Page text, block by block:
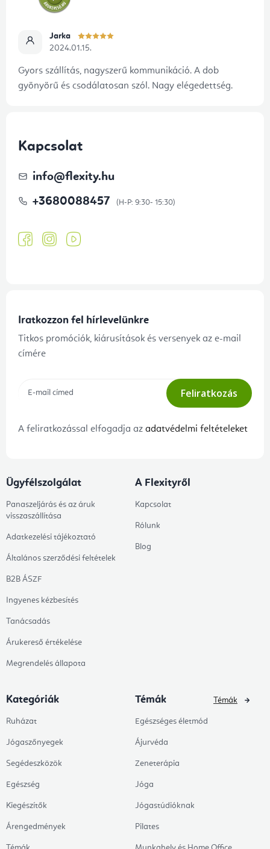
Jarka
2024.01.15.
Gyors szállítás, nagyszerű kommunikáció. A dob
gyönyörű és csodálatosan szól. Nagy elégedettség.
Kapcsolat
info@flexity.hu
+3680088457
Iratkozzon fel hírlevelünkre
Titkos promóciók, kiárusítások és versenyek az e-mail
címére
Feliratkozás
A feliratkozással elfogadja az adatvédelmi feltételeket
Ügyfélszolgálat
Panaszeljárás és az áruk
visszaszállítása
Adatkezelési tájékoztató
Általános szerződési feltételek
B2B ÁSZF
Ingyenes kézbesítés
Tanácsadás
Árukereső értékelése
Megrendelés állapota
A Flexityről
Kapcsolat
Rólunk
Blog
Kategóriák
Ruházat
Jógaszőnyegek
Segédeszközök
Egészség
Kiegészítők
Árengedmények
Témák
Egészséges életmód
Ájurvéda
Zeneterápia
Jóga
Jógastúdióknak
Pilates
Témák